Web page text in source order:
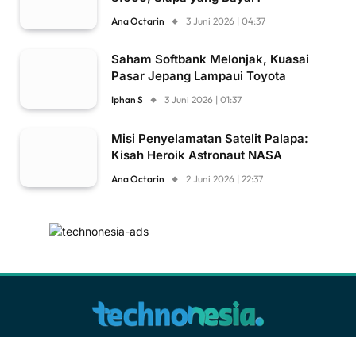
Ana Octarin 3 Juni 2026 | 04:37
Saham Softbank Melonjak, Kuasai
Pasar Jepang Lampaui Toyota
Iphan S 3 Juni 2026 | 01:37
Misi Penyelamatan Satelit Palapa:
Kisah Heroik Astronaut NASA
Ana Octarin 2 Juni 2026 | 22:37